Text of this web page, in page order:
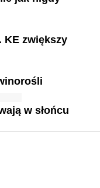
KE zwiększy
w słońcu